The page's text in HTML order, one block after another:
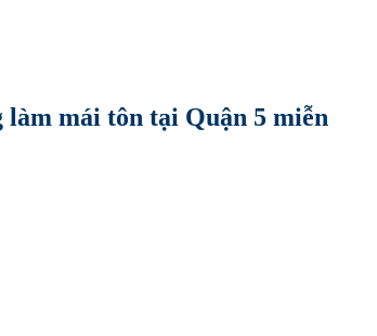
mái tôn tại Quận 5 miễn